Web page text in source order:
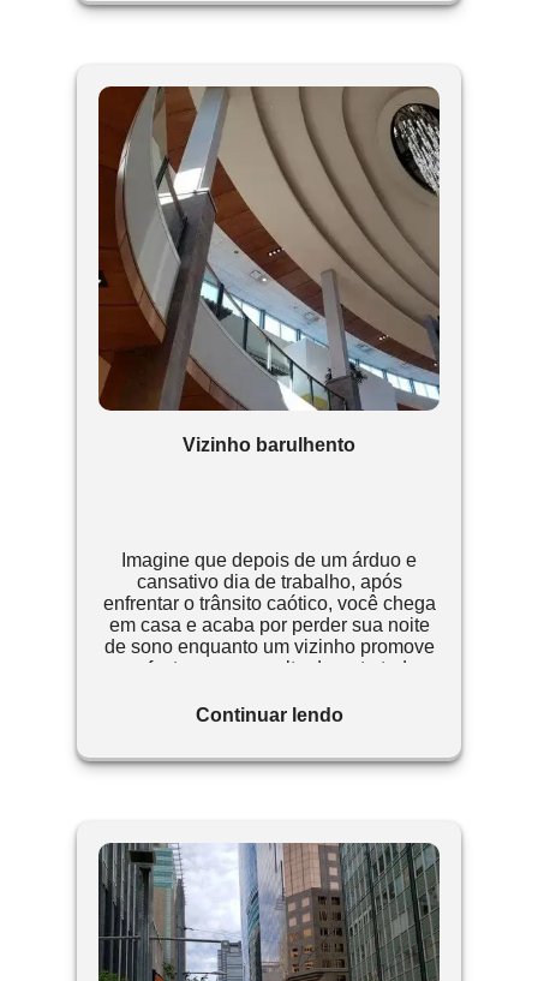
Vizinho barulhento
Imagine que depois de um árduo e
cansativo dia de trabalho, após
enfrentar o trânsito caótico, você chega
em casa e acaba por perder sua noite
de sono enquanto um vizinho promove
uma festa com som alto durante toda a
Continuar lendo